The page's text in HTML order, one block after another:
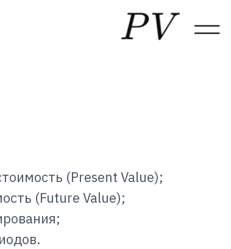
(Present Value);
(Future Value);